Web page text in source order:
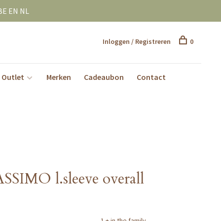
EN NL
Outlet Merken Cadeaubon Contact
Inloggen / Registreren 0
l.sleeve overall